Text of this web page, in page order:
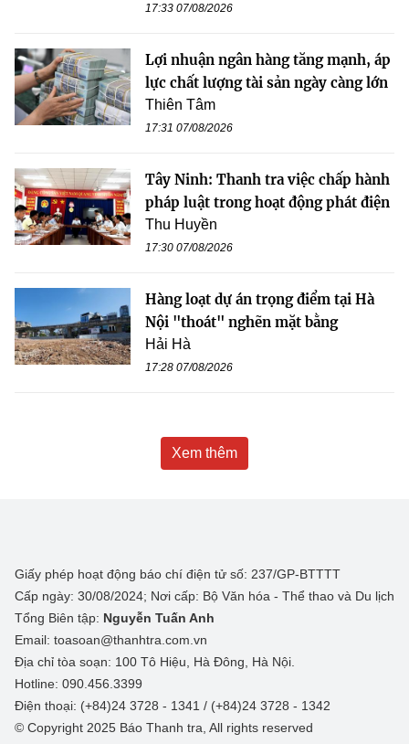
17:33 07/08/2026
Lợi nhuận ngân hàng tăng mạnh, áp
lực chất lượng tài sản ngày càng lớn
Thiên Tâm
17:31 07/08/2026
Tây Ninh: Thanh tra việc chấp hành
pháp luật trong hoạt động phát điện
Thu Huyền
17:30 07/08/2026
Hàng loạt dự án trọng điểm tại Hà
Nội "thoát" nghẽn mặt bằng
Hải Hà
17:28 07/08/2026
Xem thêm
Giấy phép hoạt động báo chí điện tử số: 237/GP-BTTTT
Cấp ngày: 30/08/2024; Nơi cấp: Bộ Văn hóa - Thể thao và Du lịch
Tổng Biên tập: Nguyễn Tuấn Anh
Email: toasoan@thanhtra.com.vn
Địa chỉ tòa soạn: 100 Tô Hiệu, Hà Đông, Hà Nội.
Hotline: 090.456.3399
Điện thoại: (+84)24 3728 - 1341 / (+84)24 3728 - 1342
© Copyright 2025 Báo Thanh tra, All rights reserved